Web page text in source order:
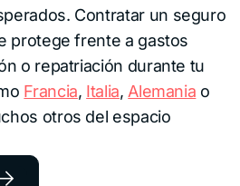
Contratar un seguro
protege frente a gastos
o repatriación durante tu
Francia, Italia, Alemania o
otros del espacio